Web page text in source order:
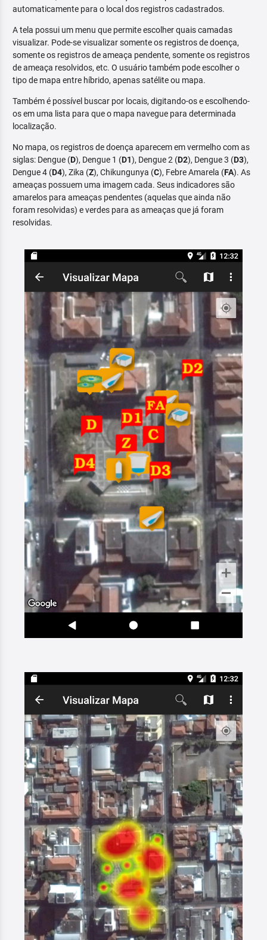
automaticamente para o local dos registros cadastrados.
A tela possui um menu que permite escolher quais camadas
visualizar. Pode-se visualizar somente os registros de doença,
somente os registros de ameaça pendente, somente os registros
de ameaça resolvidos, etc. O usuário também pode escolher o
tipo de mapa entre híbrido, apenas satélite ou mapa.
Também é possível buscar por locais, digitando-os e escolhendo-
os em uma lista para que o mapa navegue para determinada
localização.
No mapa, os registros de doença aparecem em vermelho com as
siglas: Dengue (D), Dengue 1 (D1), Dengue 2 (D2), Dengue 3 (D3),
Dengue 4 (D4), Zika (Z), Chikungunya (C), Febre Amarela (FA). As
ameaças possuem uma imagem cada. Seus indicadores são
amarelos para ameaças pendentes (aquelas que ainda não
foram resolvidas) e verdes para as ameaças que já foram
resolvidas.